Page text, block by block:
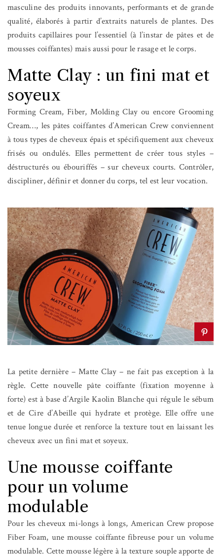
masculine des produits innovants, performants et de grande
qualité, élaborés à partir d’extraits naturels de plantes. Des
produits capillaires pour l’essentiel (à l’instar de pâtes et de
mousses coiffantes) mais aussi pour le rasage et le corps.
Matte Clay : un fini mat et
soyeux
Forming Cream, Fiber, Molding Clay ou encore Grooming
Cream…, les pâtes coiffantes d’American Crew conviennent
à tous types de cheveux épais et spécifiquement aux cheveux
frisés ou ondulés. Elles permettent de créer tous styles –
déstructurés ou ébouriffés – sur cheveux courts. Contrôler,
discipliner, définir et donner du corps, tel est leur vocation.
La petite dernière – Matte Clay – ne fait pas exception à la
règle. Cette nouvelle pâte coiffante (fixation moyenne à
forte) est à base d’Argile Kaolin Blanche qui régule le sébum
et de Cire d’Abeille qui hydrate et protège. Elle offre une
tenue longue durée et renforce la texture tout en laissant les
cheveux avec un fini mat et soyeux.
Une mousse coiffante
pour un volume
modulable
Pour les cheveux mi-longs à longs, American Crew propose
Fiber Foam, une mousse coiffante fibreuse pour un volume
modulable. Cette mousse légère à la texture souple apporte de